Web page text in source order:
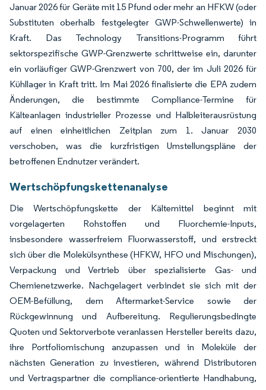
Januar 2026 für Geräte mit 15 Pfund oder mehr an HFKW (oder
Substituten oberhalb festgelegter GWP-Schwellenwerte) in
Kraft. Das Technology Transitions-Programm führt
sektorspezifische GWP-Grenzwerte schrittweise ein, darunter
ein vorläufiger GWP-Grenzwert von 700, der im Juli 2026 für
Kühllager in Kraft tritt. Im Mai 2026 finalisierte die EPA zudem
Änderungen, die bestimmte Compliance-Termine für
Kälteanlagen industrieller Prozesse und Halbleiterausrüstung
auf einen einheitlichen Zeitplan zum 1. Januar 2030
verschoben, was die kurzfristigen Umstellungspläne der
betroffenen Endnutzer verändert.
Wertschöpfungskettenanalyse
Die Wertschöpfungskette der Kältemittel beginnt mit
vorgelagerten Rohstoffen und Fluorchemie-Inputs,
insbesondere wasserfreiem Fluorwasserstoff, und erstreckt
sich über die Molekülsynthese (HFKW, HFO und Mischungen),
Verpackung und Vertrieb über spezialisierte Gas- und
Chemienetzwerke. Nachgelagert verbindet sie sich mit der
OEM-Befüllung, dem Aftermarket-Service sowie der
Rückgewinnung und Aufbereitung. Regulierungsbedingte
Quoten und Sektorverbote veranlassen Hersteller bereits dazu,
ihre Portfoliomischung anzupassen und in Moleküle der
nächsten Generation zu investieren, während Distributoren
und Vertragspartner die compliance-orientierte Handhabung,